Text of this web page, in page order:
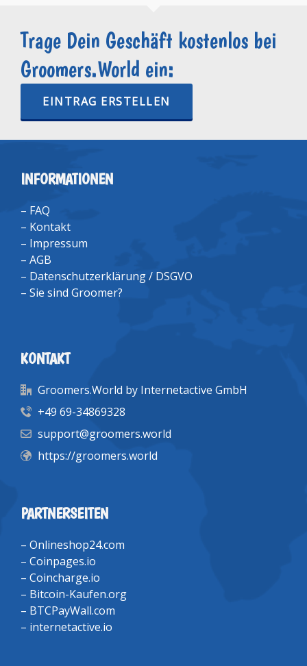
Trage Dein Geschäft kostenlos bei
Groomers.World ein:
EINTRAG ERSTELLEN
INFORMATIONEN
– FAQ
– Kontakt
– Impressum
– AGB
– Datenschutzerklärung / DSGVO
– Sie sind Groomer?
KONTAKT
Groomers.World by Internetactive GmbH
+49 69-34869328
support@groomers.world
https://groomers.world
PARTNERSEITEN
– Onlineshop24.com
– Coinpages.io
– Coincharge.io
– Bitcoin-Kaufen.org
– BTCPayWall.com
– internetactive.io